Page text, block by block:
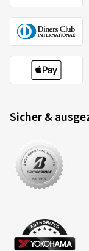
Sicher &